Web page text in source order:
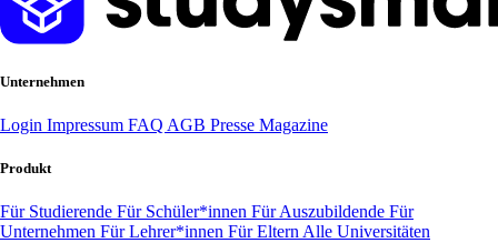
Unternehmen
Login Impressum FAQ AGB Presse Magazine
Produkt
Für Studierende Für Schüler*innen Für Auszubildende Für
Unternehmen Für Lehrer*innen Für Eltern Alle Universitäten